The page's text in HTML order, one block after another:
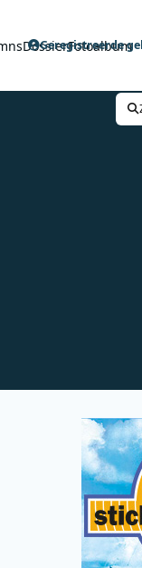
DossierFotoalbum
Geregistreerde